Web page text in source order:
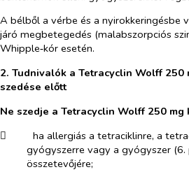
A bélből a vérbe és a nyirokkeringésbe
járó megbetegedés (malabszorpciós
Whipple‑kór esetén.
2. Tudnivalók a Tetracyclin Wolff 250
szedése előtt
Ne szedje a Tetracyclin Wolff 250 mg
​
ha allergiás a tetraciklinre, a
gyógyszerre vagy a gyógyszer
összetevőjére;